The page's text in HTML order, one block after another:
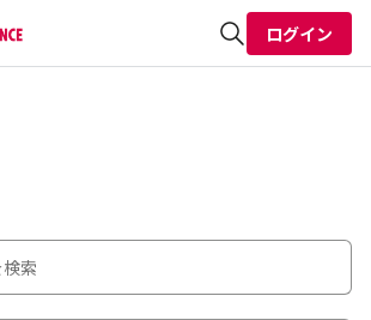
ログイン